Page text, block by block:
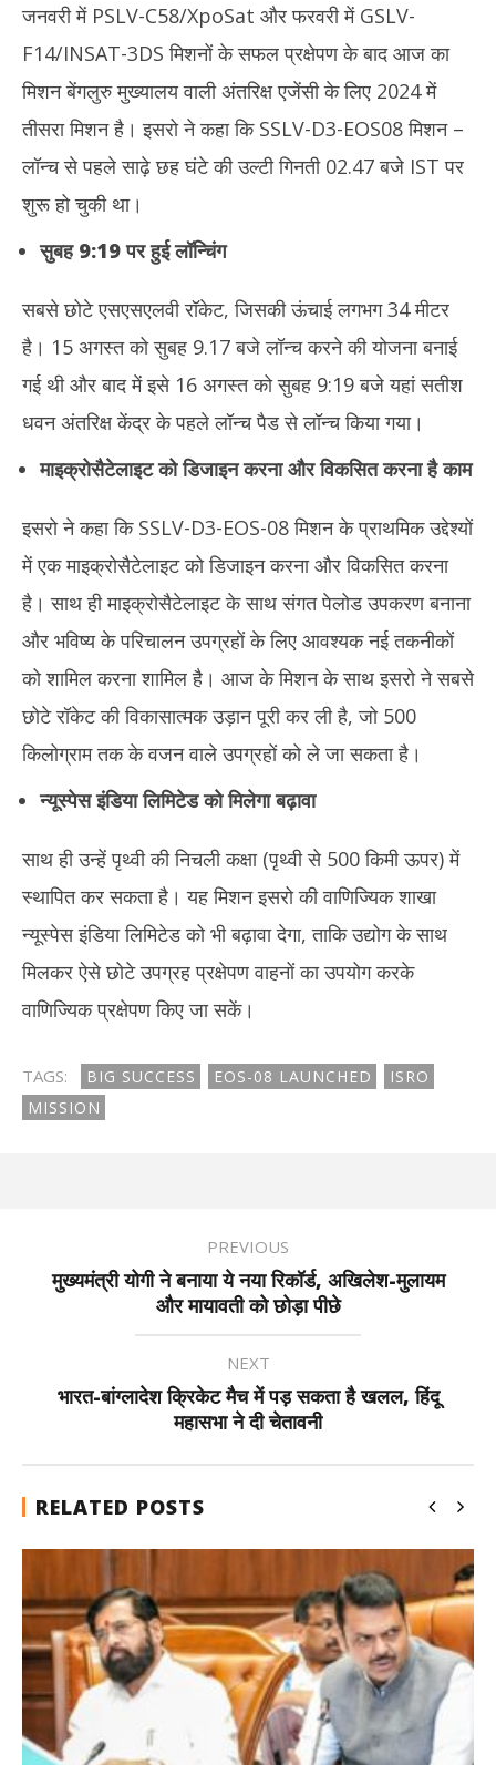
जनवरी में PSLV-C58/XpoSat और फरवरी में GSLV-
F14/INSAT-3DS मिशनों के सफल प्रक्षेपण के बाद आज का
मिशन बेंगलुरु मुख्यालय वाली अंतरिक्ष एजेंसी के लिए 2024 में
तीसरा मिशन है। इसरो ने कहा कि SSLV-D3-EOS08 मिशन –
लॉन्च से पहले साढ़े छह घंटे की उल्टी गिनती 02.47 बजे IST पर
शुरू हो चुकी था।
सुबह 9:19 पर हुई लॉन्चिंग
सबसे छोटे एसएसएलवी रॉकेट, जिसकी ऊंचाई लगभग 34 मीटर
है। 15 अगस्त को सुबह 9.17 बजे लॉन्च करने की योजना बनाई
गई थी और बाद में इसे 16 अगस्त को सुबह 9:19 बजे यहां सतीश
धवन अंतरिक्ष केंद्र के पहले लॉन्च पैड से लॉन्च किया गया।
माइक्रोसैटेलाइट को डिजाइन करना और विकसित करना है काम
इसरो ने कहा कि SSLV-D3-EOS-08 मिशन के प्राथमिक उद्देश्यों
में एक माइक्रोसैटेलाइट को डिजाइन करना और विकसित करना
है। साथ ही माइक्रोसैटेलाइट के साथ संगत पेलोड उपकरण बनाना
और भविष्य के परिचालन उपग्रहों के लिए आवश्यक नई तकनीकों
को शामिल करना शामिल है। आज के मिशन के साथ इसरो ने सबसे
छोटे रॉकेट की विकासात्मक उड़ान पूरी कर ली है, जो 500
किलोग्राम तक के वजन वाले उपग्रहों को ले जा सकता है।
न्यूस्पेस इंडिया लिमिटेड को मिलेगा बढ़ावा
साथ ही उन्हें पृथ्वी की निचली कक्षा (पृथ्वी से 500 किमी ऊपर) में
स्थापित कर सकता है। यह मिशन इसरो की वाणिज्यिक शाखा
न्यूस्पेस इंडिया लिमिटेड को भी बढ़ावा देगा, ताकि उद्योग के साथ
मिलकर ऐसे छोटे उपग्रह प्रक्षेपण वाहनों का उपयोग करके
वाणिज्यिक प्रक्षेपण किए जा सकें।
TAGS: BIG SUCCESS EOS-08 LAUNCHED
ISRO
MISSION
PREVIOUS
मुख्यमंत्री योगी ने बनाया ये नया रिकॉर्ड, अखिलेश-मुलायम
और मायावती को छोड़ा पीछे
NEXT
भारत-बांग्लादेश क्रिकेट मैच में पड़ सकता है खलल, हिंदू
महासभा ने दी चेतावनी
RELATED POSTS